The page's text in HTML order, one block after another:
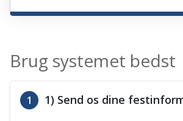
Brug systemet bedst
1 1) Send os dine